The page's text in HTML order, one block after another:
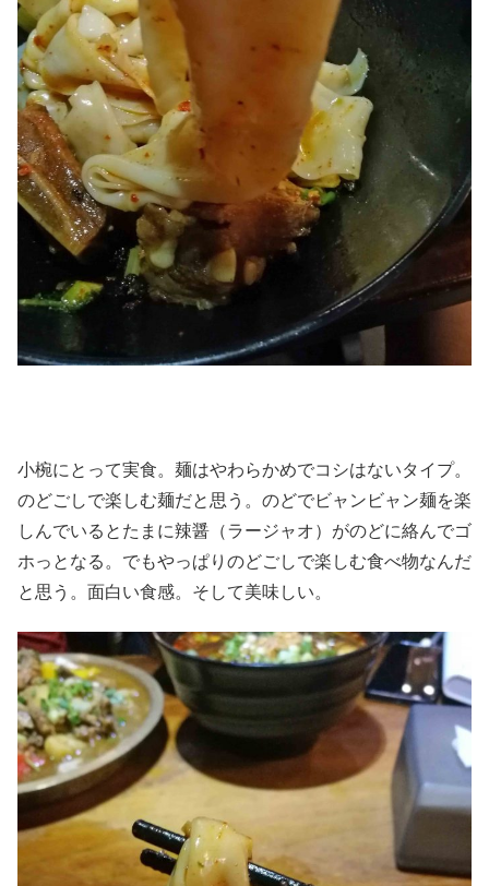
小椀にとって実食。麺はやわらかめでコシはないタイプ。
のどごしで楽しむ麺だと思う。のどでビャンビャン麺を楽
しんでいるとたまに辣醤（ラージャオ）がのどに絡んでゴ
ホっとなる。でもやっぱりのどごしで楽しむ食べ物なんだ
と思う。面白い食感。そして美味しい。